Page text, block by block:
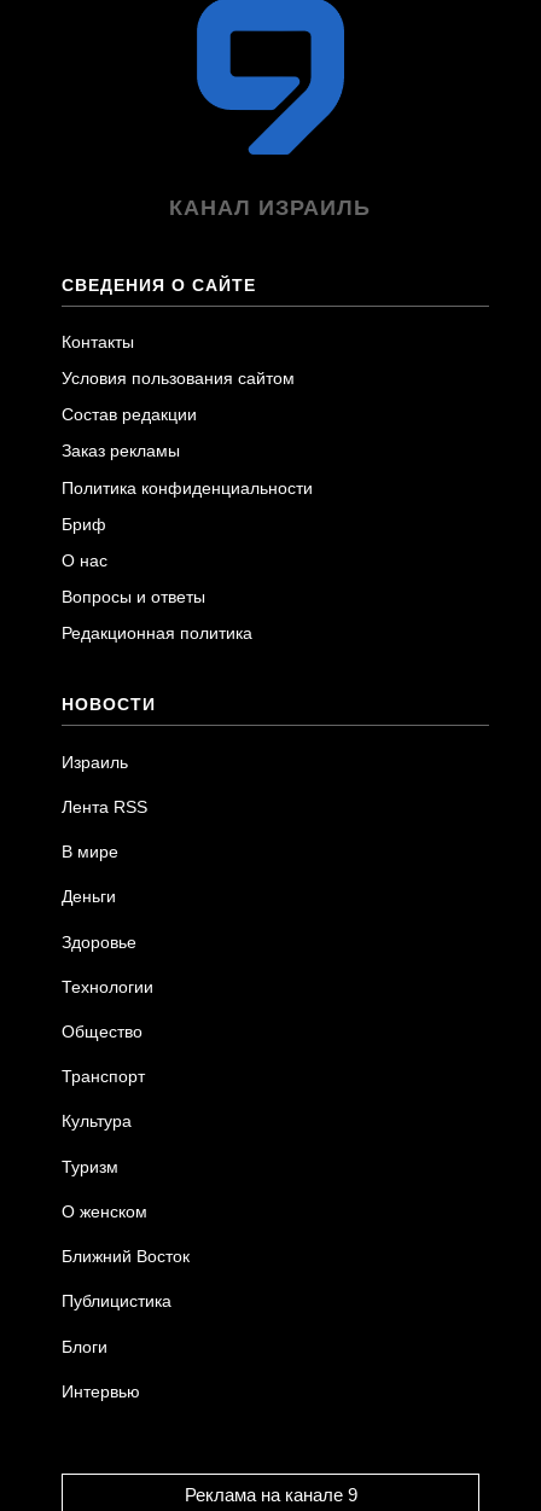
КАНАЛ ИЗРАИЛЬ
СВЕДЕНИЯ О САЙТЕ
Контакты
Условия пользования сайтом
Состав редакции
Заказ рекламы
Политика конфиденциальности
Бриф
О нас
Вопросы и ответы
Редакционная политика
НОВОСТИ
Израиль
Лента RSS
В мире
Деньги
Здоровье
Технологии
Общество
Транспорт
Культура
Туризм
О женском
Ближний Восток
Публицистика
Блоги
Интервью
Реклама на канале 9